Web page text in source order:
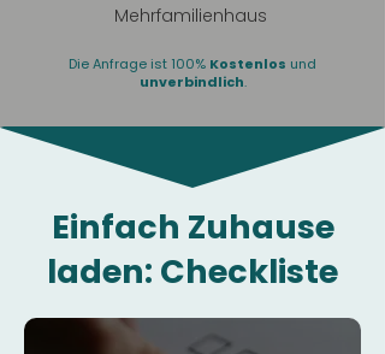
Mehrfamilienhaus
Die Anfrage ist 100% Kostenlos und
unverbindlich.
Einfach Zuhause
laden: Checkliste